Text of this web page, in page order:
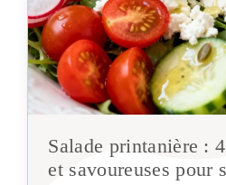
Salade printanière :
et savoureuses pour